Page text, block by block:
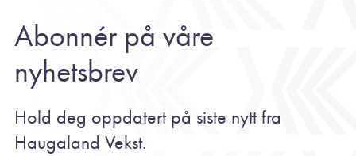
Abonnér på våre
nyhetsbrev
Hold deg oppdatert på siste nytt fra
Haugaland Vekst.